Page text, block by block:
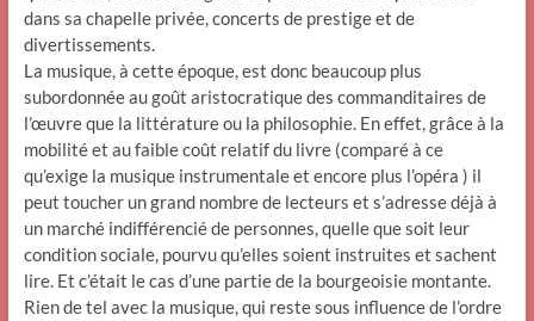
dans sa chapelle privée, concerts de prestige et de
divertissements.
La musique, à cette époque, est donc beaucoup plus
subordonnée au goût aristocratique des commanditaires de
l’œuvre que la littérature ou la philosophie. En effet, grâce à la
mobilité et au faible coût relatif du livre (comparé à ce
qu’exige la musique instrumentale et encore plus l’opéra ) il
peut toucher un grand nombre de lecteurs et s’adresse déjà à
un marché indifférencié de personnes, quelle que soit leur
condition sociale, pourvu qu’elles soient instruites et sachent
lire. Et c’était le cas d’une partie de la bourgeoisie montante.
Rien de tel avec la musique, qui reste sous influence de l’ordre